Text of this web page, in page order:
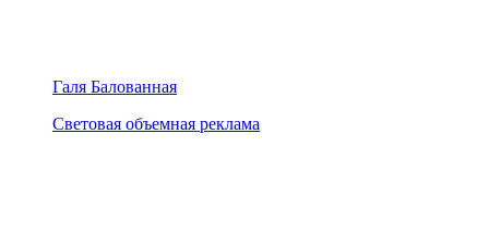
Галя Балованная
Световая объемная реклама